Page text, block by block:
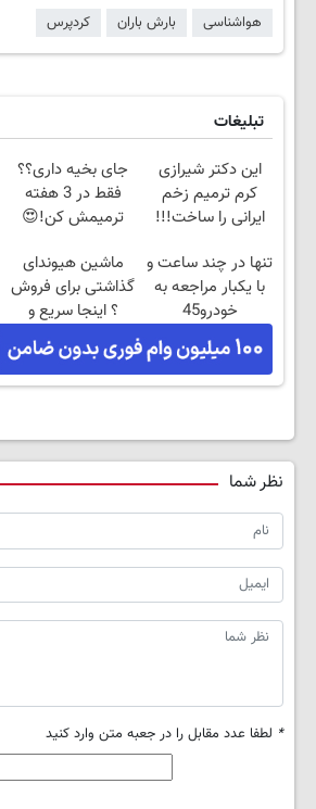
هواشناسی بارش باران کردپرس
تبلیغات
این دکتر شیرازی
کرم ترمیم زخم
ایرانی را ساخت!!!
جای بخیه داری؟؟
فقط در 3 هفته
ترمیمش کن!😍
تنها در چند ساعت و
با یکبار مراجعه به
خودرو45
ماشین هیوندای
گذاشتی برای فروش
؟ اینجا سریع و
راحت بفروش
نظر شما
* لطفا عدد مقابل را در جعبه متن وارد کنید